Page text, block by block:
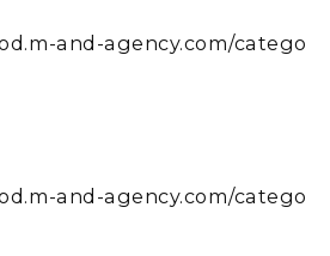
and-agency.com/catego
and-agency.com/catego